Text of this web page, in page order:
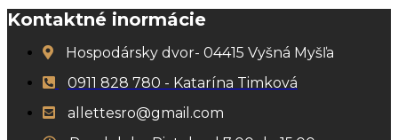
Kontaktné inormácie
Hospodársky dvor- 04415 Vyšná Myšľa
0911 828 780 - Katarína Timková
allettesro@gmail.com